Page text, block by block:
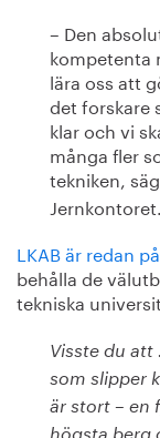
– Den
kompetenta
lära oss att
det forskare
klar och vi
många fler
tekniken,
Jernkontoret.
LKAB är redan
behålla de
tekniska
Visste du att
som slipper
är stort – en